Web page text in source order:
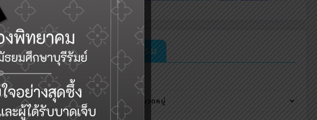
กิจกรรม
หมวดหมู่